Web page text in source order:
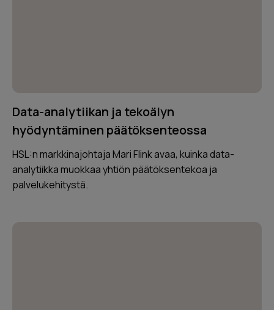
Data-analytiikan ja tekoälyn
hyödyntäminen päätöksenteossa
HSL:n markkinajohtaja Mari Flink avaa, kuinka data-
analytiikka muokkaa yhtiön päätöksentekoa ja
palvelukehitystä.